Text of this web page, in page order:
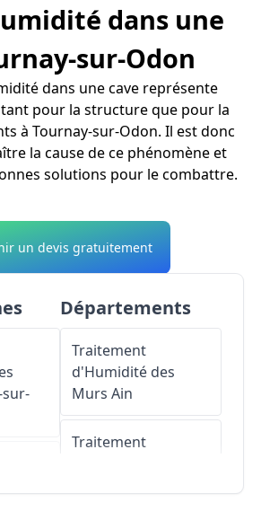
dans une
sur-Odon
dans une cave représente
pour la structure que pour la
à Tournay-sur-Odon. Il est donc
la cause de ce phénomène et
solutions pour le combattre.
un devis gratuitement
sur-
Départements
Traitement
d'Humidité des
Murs Ain
Traitement